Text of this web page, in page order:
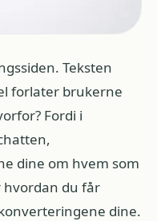
Teksten
forlater brukerne
Fordi i
dine om hvem som
hvordan du får
dine.